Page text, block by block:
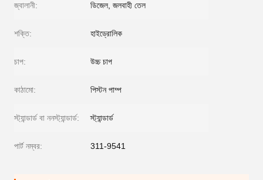
জ্বালানী: ডিজেল, জলবাহী তেল
শক্তি: হাইড্রোলিক
চাপ: উচ্চ চাপ
কাঠামো: পিস্টন পাম্প
স্ট্যান্ডার্ড বা ননস্ট্যান্ডার্ড: স্ট্যান্ডার্ড
পার্ট নম্বর: 311-9541